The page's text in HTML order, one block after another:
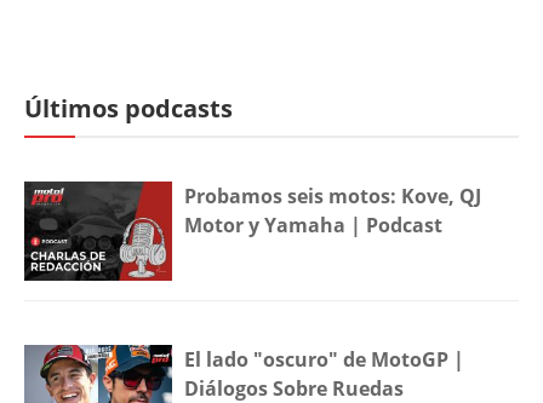
Últimos podcasts
Probamos seis motos: Kove, QJ
Motor y Yamaha | Podcast
El lado "oscuro" de MotoGP |
Diálogos Sobre Ruedas